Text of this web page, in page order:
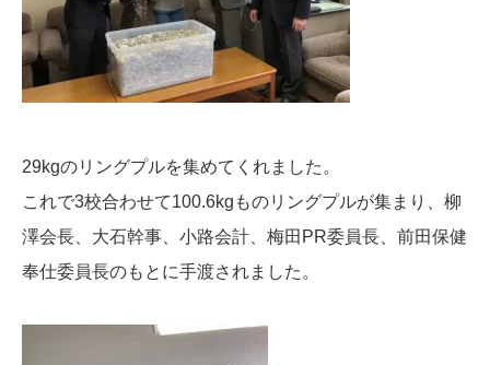
29kgのリングプルを集めてくれました。
これで3校合わせて100.6kgものリングプルが集まり、柳
澤会長、大石幹事、小路会計、梅田PR委員長、前田保健
奉仕委員長のもとに手渡されました。